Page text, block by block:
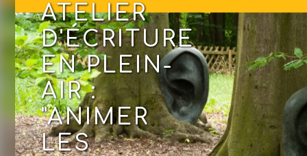
ATELIER
D'ÉCRITURE
EN PLEIN-
AIR :
"ANIMER
LES